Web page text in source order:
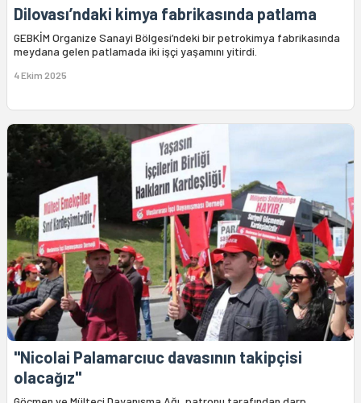
Dilovası’ndaki kimya fabrikasında patlama
GEBKİM Organize Sanayi Bölgesi’ndeki bir petrokimya fabrikasında
meydana gelen patlamada iki işçi yaşamını yitirdi.
4 Ekim 2025
"Nicolai Palamarcıuc davasının takipçisi
olacağız"